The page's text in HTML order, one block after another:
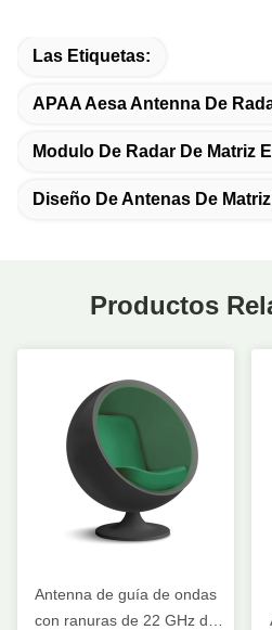
Las Etiquetas:
APAA Aesa Antenna De
Modulo De Radar De Matriz
Diseño De Antenas De
Productos
Antenna de guía de ondas
con ranuras de 22 GHz de